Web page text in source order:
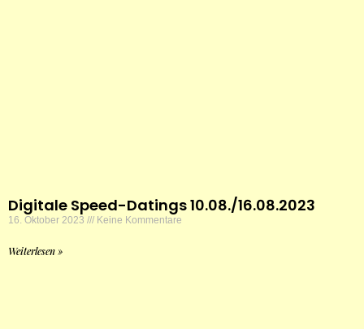
Digitale Speed-Datings 10.08./16.08.2023
16. Oktober 2023 Keine Kommentare
Weiterlesen »